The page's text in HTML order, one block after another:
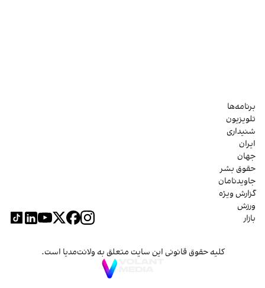
برنامه‌ها
تلویزیون
شنیداری
ایران
جهان
حقوق بشر
جاویدنامان
گزارش ویژه
ورزش
بازار
کلیه حقوق قانونی این سایت متعلق به ولانت‌مدیا است.